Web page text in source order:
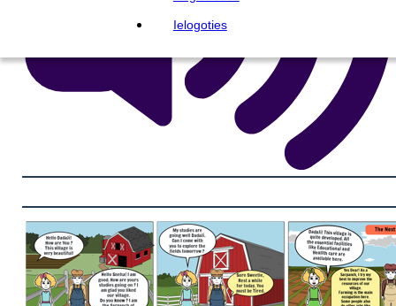
Ielogoties